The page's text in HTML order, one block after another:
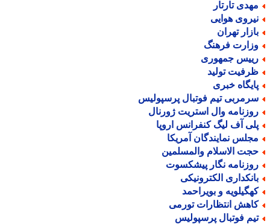
تارتار
هوایی
تهران
فرهنگ
جمهوری
تولید
خبری
تیم فوتبال پرسپولیس
وال استریت ژورنال
آف لیگ کنفرانس اروپا
نمایندگان آمریکا
الاسلام والمسلمین
نگار پیشکسوت
الکترونیکی
و بویراحمد
انتظارات تورمی
فوتبال پرسپولیس